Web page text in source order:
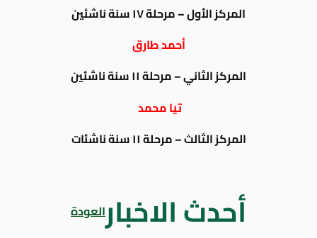
المركز الأول – مرحلة ١٧ سنة ناشئين
أحمد طارق
المركز الثاني – مرحلة ١١ سنة ناشئين
تيا محمد
المركز الثالث – مرحلة ١١ سنة ناشئات
أحدث الاخبارالعودة